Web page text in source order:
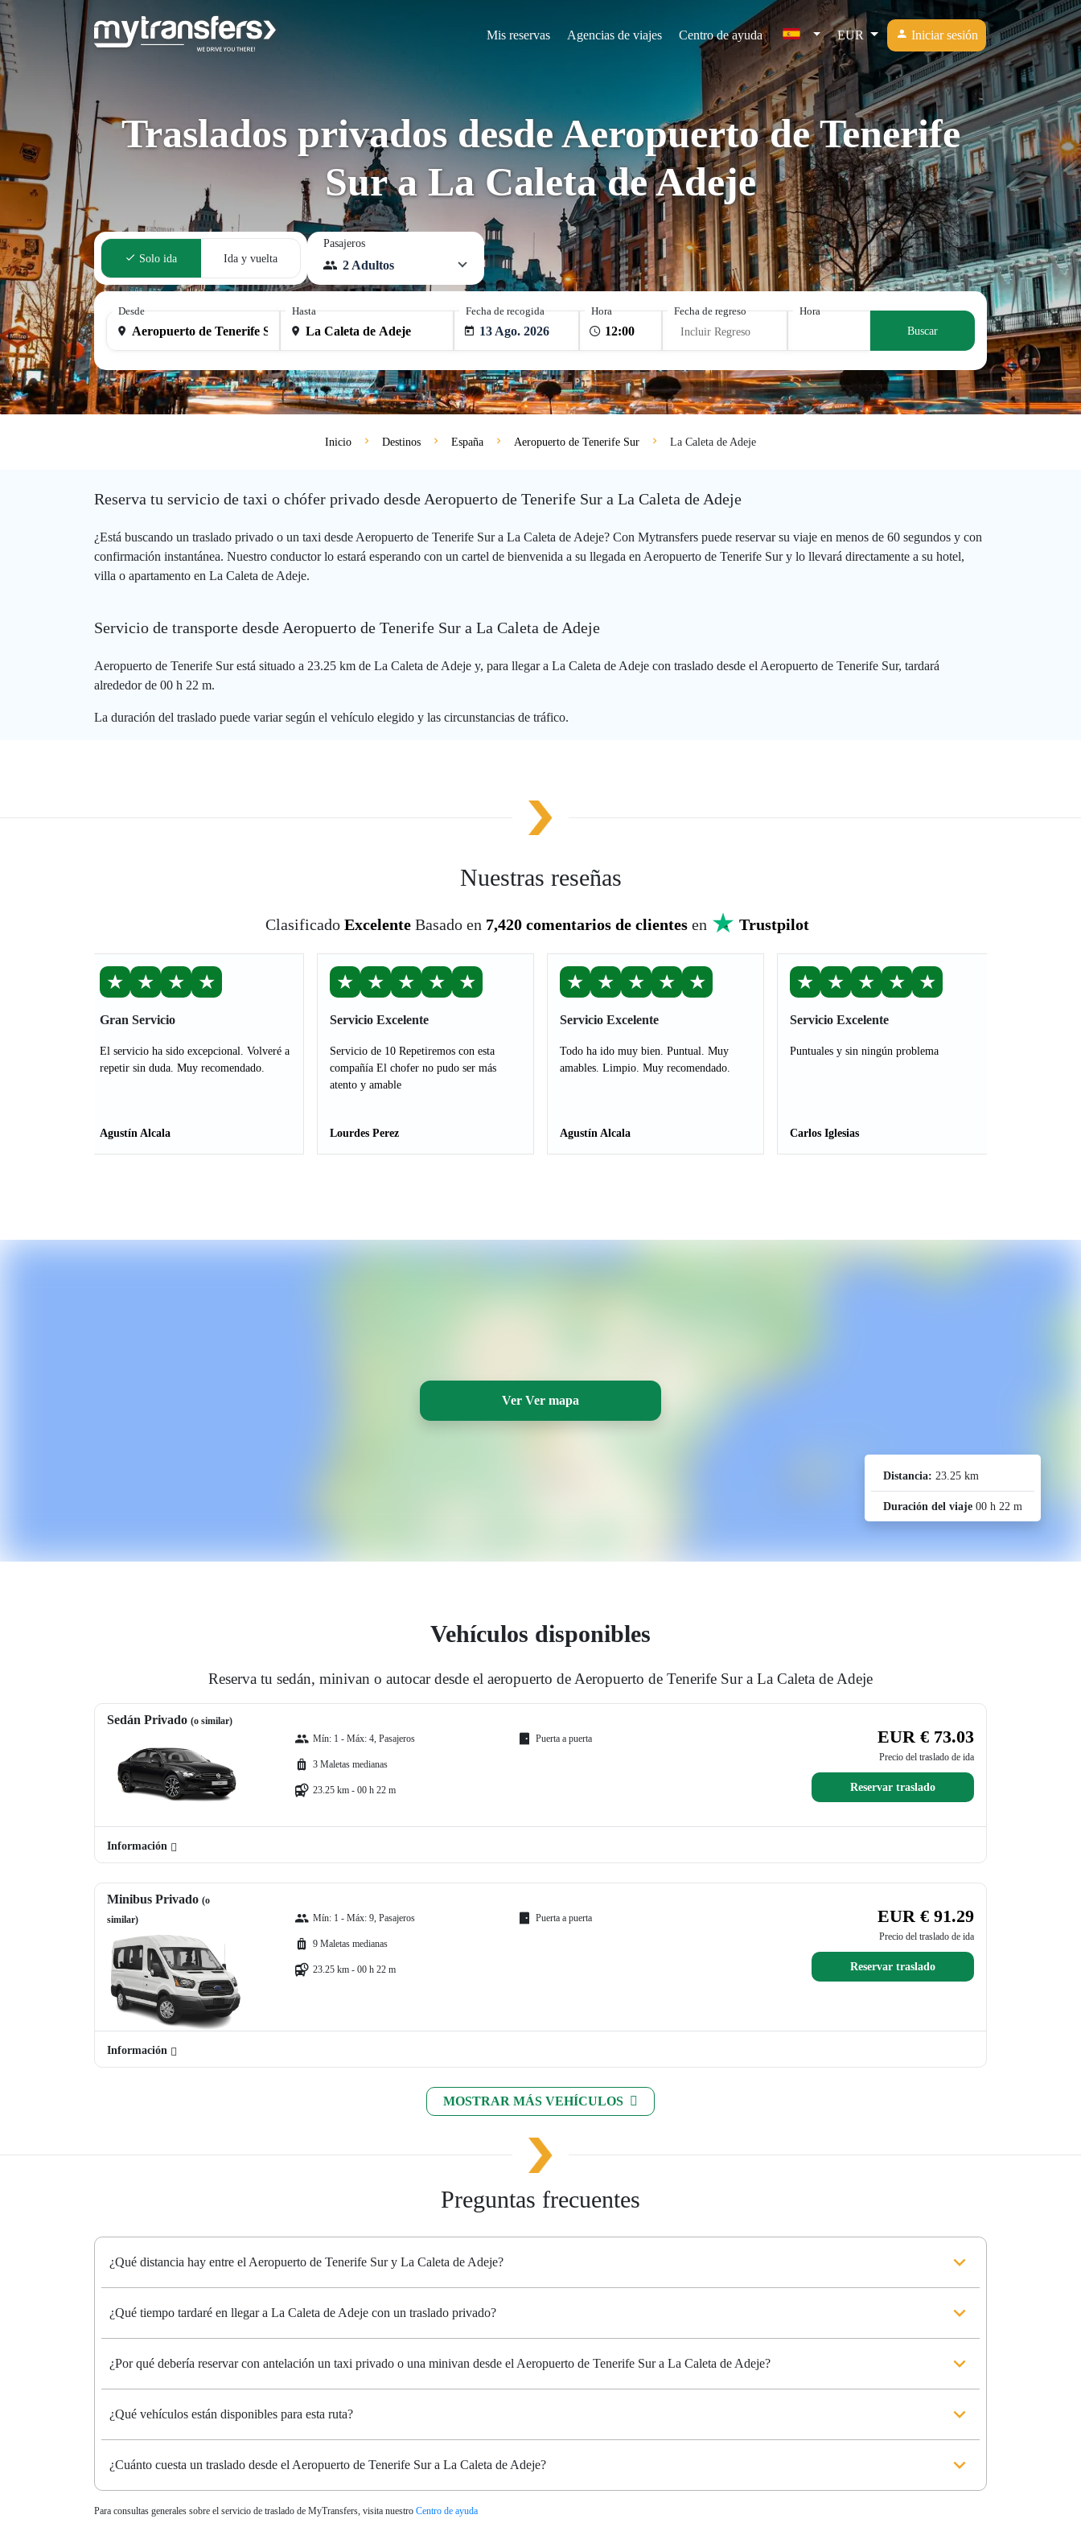
Mis reservas Agencias de viajes Centro de ayuda EUR Iniciar sesión
Traslados privados desde Aeropuerto de Tenerife
Sur a La Caleta de Adeje
Solo ida Ida y vuelta
Pasajeros
2 Adultos
Desde Hasta Fecha de recogida
13 Ago. 2026
Hora
Fecha de regreso
Incluir Regreso
Hora
Buscar
Inicio Destinos España Aeropuerto de Tenerife Sur La Caleta de Adeje
Reserva tu servicio de taxi o chófer privado desde Aeropuerto de Tenerife Sur a La Caleta de Adeje
¿Está buscando un traslado privado o un taxi desde Aeropuerto de Tenerife Sur a La Caleta de Adeje? Con Mytransfers puede reservar su viaje en menos de 60 segundos y con
confirmación instantánea. Nuestro conductor lo estará esperando con un cartel de bienvenida a su llegada en Aeropuerto de Tenerife Sur y lo llevará directamente a su hotel,
villa o apartamento en La Caleta de Adeje.
Servicio de transporte desde Aeropuerto de Tenerife Sur a La Caleta de Adeje
Aeropuerto de Tenerife Sur está situado a 23.25 km de La Caleta de Adeje y, para llegar a La Caleta de Adeje con traslado desde el Aeropuerto de Tenerife Sur, tardará
alrededor de 00 h 22 m.
La duración del traslado puede variar según el vehículo elegido y las circunstancias de tráfico.
Nuestras reseñas
Clasificado Excelente Basado en 7,420 comentarios de clientes en Trustpilot
★ ★ ★ ★
Gran Servicio
El servicio ha sido excepcional. Volveré a
repetir sin duda. Muy recomendado.
Agustín Alcala
★ ★ ★ ★ ★
Servicio Excelente
Servicio de 10 Repetiremos con esta
compañía El chofer no pudo ser más
atento y amable
Lourdes Perez
★ ★ ★ ★ ★
Servicio Excelente
Todo ha ido muy bien. Puntual. Muy
amables. Limpio. Muy recomendado.
Agustín Alcala
★ ★ ★ ★ ★
Servicio Excelente
Puntuales y sin ningún problema
Carlos Iglesias
Ver Ver mapa
Distancia: 23.25 km
Duración del viaje 00 h 22 m
Vehículos disponibles
Reserva tu sedán, minivan o autocar desde el aeropuerto de Aeropuerto de Tenerife Sur a La Caleta de Adeje
Sedán Privado (o similar)
Mín: 1 - Máx: 4, Pasajeros
3 Maletas medianas
23.25 km - 00 h 22 m
Puerta a puerta EUR € 73.03
Precio del traslado de ida
Reservar traslado
Información
Minibus Privado (o
similar)
Mín: 1 - Máx: 9, Pasajeros
9 Maletas medianas
23.25 km - 00 h 22 m
Puerta a puerta EUR € 91.29
Precio del traslado de ida
Reservar traslado
Información
MOSTRAR MÁS VEHÍCULOS
Preguntas frecuentes
¿Qué distancia hay entre el Aeropuerto de Tenerife Sur y La Caleta de Adeje?
¿Qué tiempo tardaré en llegar a La Caleta de Adeje con un traslado privado?
¿Por qué debería reservar con antelación un taxi privado o una minivan desde el Aeropuerto de Tenerife Sur a La Caleta de Adeje?
¿Qué vehículos están disponibles para esta ruta?
¿Cuánto cuesta un traslado desde el Aeropuerto de Tenerife Sur a La Caleta de Adeje?
Para consultas generales sobre el servicio de traslado de MyTransfers, visita nuestro Centro de ayuda